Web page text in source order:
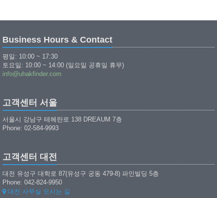
Business Hours & Contact
평일: 10:00 ~ 17:30
토요일: 10:00 ~ 14:00 (일요일 공휴일 휴무)
info@uhakfinder.com
고객센터 서울
서울시 강남구 테헤란로 138 DREAUM 7층
Phone: 02-584-9993
고객센터 대전
대전 유성구 대학로 87(유성구 궁동 479-8) 파인빌딩 5층
Phone: 042-824-9950
대전 사무실 오시는 길